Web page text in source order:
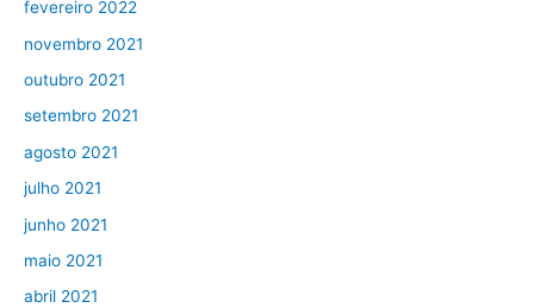
fevereiro 2022
novembro 2021
outubro 2021
setembro 2021
agosto 2021
julho 2021
junho 2021
maio 2021
abril 2021